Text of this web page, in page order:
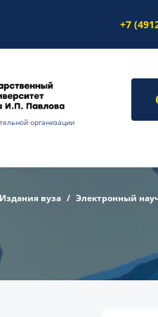
+7
организации
Издания вуза Электронный